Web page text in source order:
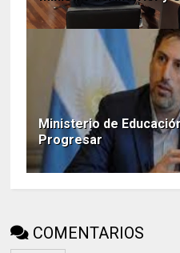
Ministerio de
Progresar
COMENTARIOS